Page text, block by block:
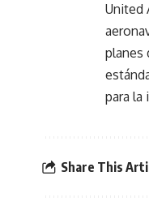
United
planes
para la
Share This